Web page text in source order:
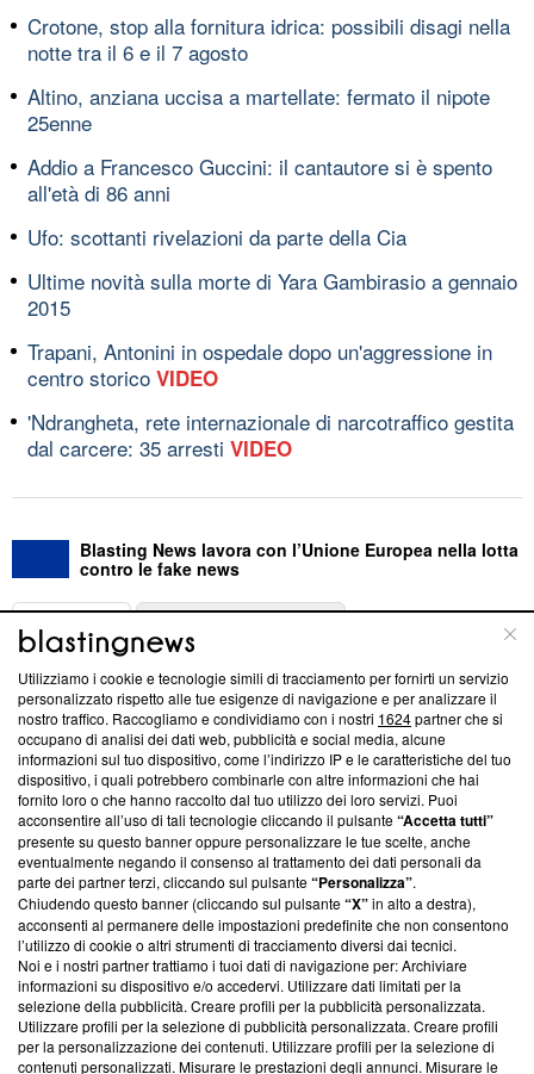
Crotone, stop alla fornitura idrica: possibili disagi nella
notte tra il 6 e il 7 agosto
Altino, anziana uccisa a martellate: fermato il nipote
25enne
Addio a Francesco Guccini: il cantautore si è spento
all'età di 86 anni
Ufo: scottanti rivelazioni da parte della Cia
Ultime novità sulla morte di Yara Gambirasio a gennaio
2015
Trapani, Antonini in ospedale dopo un'aggressione in
centro storico VIDEO
'Ndrangheta, rete internazionale di narcotraffico gestita
dal carcere: 35 arresti VIDEO
Blasting News lavora con l’Unione Europea nella lotta
contro le fake news
ABOUT
Questa sezione offre informazioni trasparenti su Blasting
News, sui nostri processi editoriali e su come ci impegniamo a
creare news di qualità. Inoltre, afferma la nostra aderenza a
‘Trust Project - News with Integrity’Blasting News non è
ancora membro del programma, ma ha richiesto di farne
parte; Trust Project non ha ancora effettuato una verifica di
conformità agli standard.
Su di noi
Team editoriale
Corporate
Redazione
Informativa Privacy
Utilizziamo i cookie e tecnologie simili di tracciamento per fornirti un servizio
personalizzato rispetto alle tue esigenze di navigazione e per analizzare il
nostro traffico. Raccogliamo e condividiamo con i nostri 1624partner che si
occupano di analisi dei dati web, pubblicità e social media, alcune
informazioni sul tuo dispositivo, come l’indirizzo IP e le caratteristiche del tuo
dispositivo, i quali potrebbero combinarle con altre informazioni che hai
fornito loro o che hanno raccolto dal tuo utilizzo dei loro servizi. Puoi
acconsentire all’uso di tali tecnologie cliccando il pulsante“Accetta tutti”
presente su questo banner oppure personalizzare le tue scelte, anche
eventualmente negando il consenso al trattamento dei dati personali da
parte dei partner terzi, cliccando sul pulsante“Personalizza”.
Chiudendo questo banner (cliccando sul pulsante“X”in alto a destra),
acconsenti al permanere delle impostazioni predefinite che non consentono
l’utilizzo di cookie o altri strumenti di tracciamento diversi dai tecnici.
Noi e i nostri partner trattiamo i tuoi dati di navigazione per: Archiviare
informazioni su dispositivo e/o accedervi. Utilizzare dati limitati per la
selezione della pubblicità. Creare profili per la pubblicità personalizzata.
Utilizzare profili per la selezione di pubblicità personalizzata. Creare profili
per la personalizzazione dei contenuti. Utilizzare profili per la selezione di
contenuti personalizzati. Misurare le prestazioni degli annunci. Misurare le